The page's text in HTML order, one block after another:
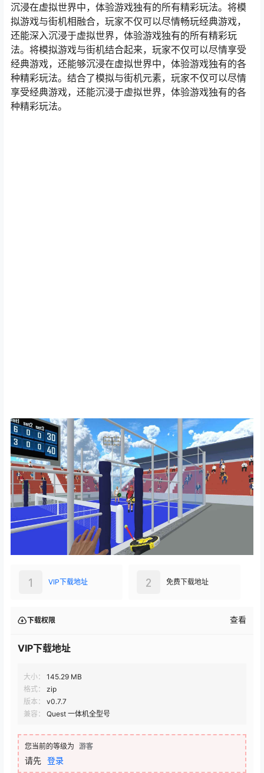
沉浸在虚拟世界中，体验游戏独有的所有精彩玩法。将模
拟游戏与街机相融合，玩家不仅可以尽情畅玩经典游戏，
还能深入沉浸于虚拟世界，体验游戏独有的所有精彩玩
法。将模拟游戏与街机结合起来，玩家不仅可以尽情享受
经典游戏，还能够沉浸在虚拟世界中，体验游戏独有的各
种精彩玩法。结合了模拟与街机元素，玩家不仅可以尽情
享受经典游戏，还能沉浸于虚拟世界，体验游戏独有的各
种精彩玩法。
VIP下载地址
1 免费下载地址
2
VIP下载地址
大小： 145.29 MB
版本：
v0.7.7
兼容：
Quest 一体机全型号
您当前的等级为 游客
请先 登录
千兆直链